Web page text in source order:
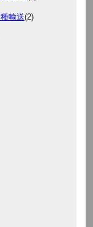
輸送(2)